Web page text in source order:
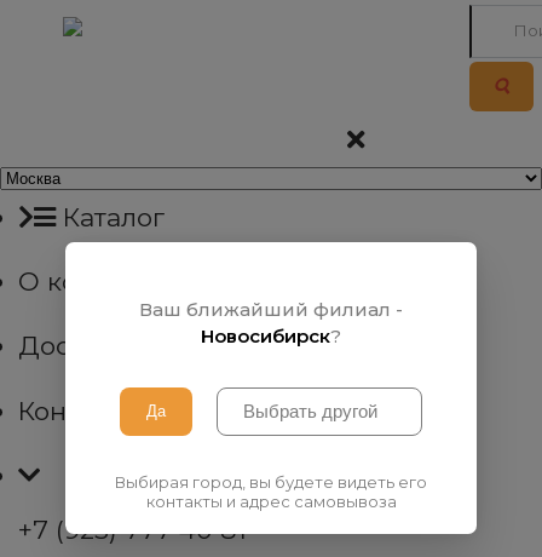
Каталог
О компании
Доставка
Контакты
+7 (923) 777 40 81
Ваш ближайший филиал -
Новосибирск?
Выбирая город, вы будете видеть его
контакты и адрес самовывоза